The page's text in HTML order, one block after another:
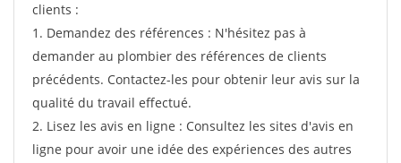
clients :
1. Demandez des références : N'hésitez pas à
demander au plombier des références de clients
précédents. Contactez-les pour obtenir leur avis sur la
qualité du travail effectué.
2. Lisez les avis en ligne : Consultez les sites d'avis en
ligne pour avoir une idée des expériences des autres